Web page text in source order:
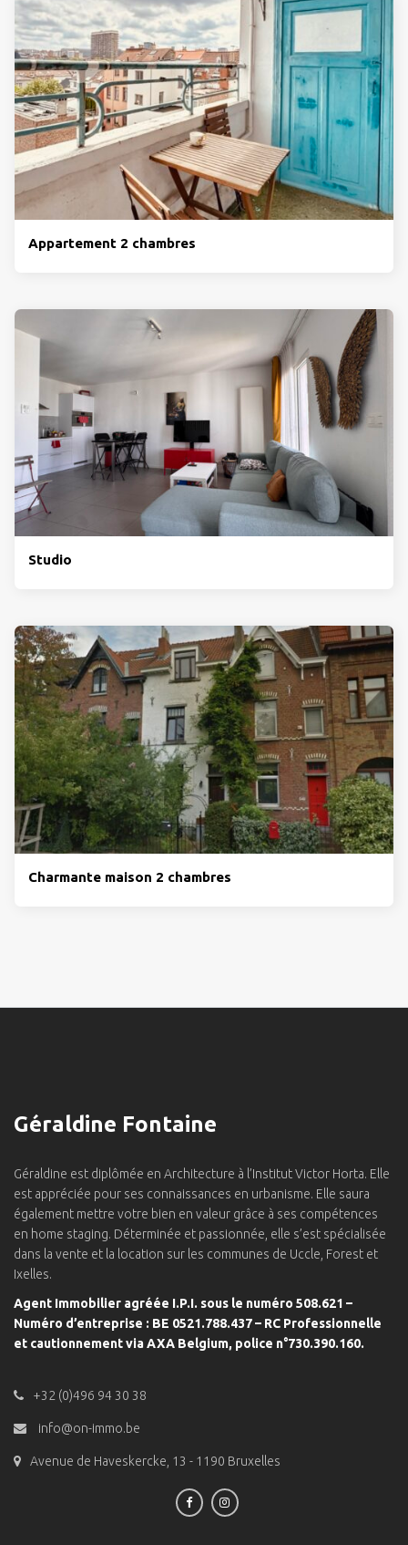
Appartement 2 chambres
Studio
Charmante maison 2 chambres
Géraldine Fontaine
Géraldine est diplômée en Architecture à l’Institut Victor Horta. Elle
est appréciée pour ses connaissances en urbanisme. Elle saura
également mettre votre bien en valeur grâce à ses compétences
en home staging. Déterminée et passionnée, elle s’est spécialisée
dans la vente et la location sur les communes de Uccle, Forest et
Ixelles.
Agent Immobilier agréée I.P.I. sous le numéro 508.621 –
Numéro d’entreprise : BE 0521.788.437 – RC Professionnelle
et cautionnement via AXA Belgium, police n°730.390.160.
+32 (0)496 94 30 38
info@on-immo.be
Avenue de Haveskercke, 13 - 1190 Bruxelles